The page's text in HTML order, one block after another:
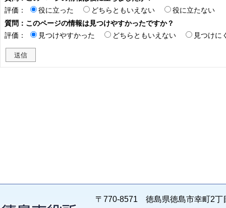
評価：
役に立った どちらともいえない
役に立たない
質問：このページの情報は見つけやすかったですか？
評価：
見つけやすかった どちらともいえない 見つけに
〒770-8571 徳島県徳島市幸町2丁